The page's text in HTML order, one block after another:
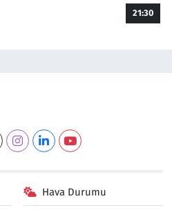
21:30
Hava Durumu